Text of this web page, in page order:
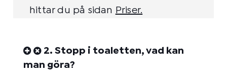
hittar du på sidan Priser.
2. Stopp i toaletten, vad kan
man göra?